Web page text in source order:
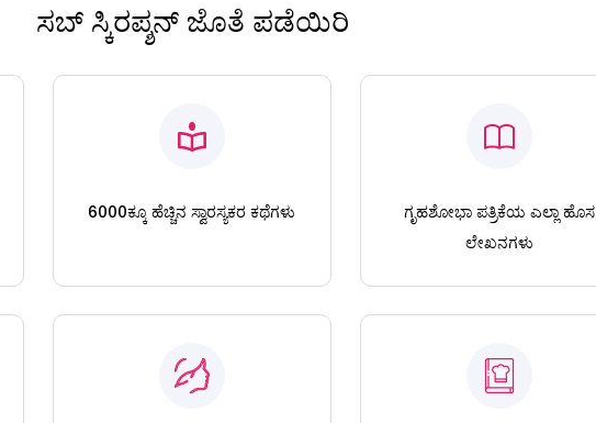
ಸಬ್ ಸ್ಕಿರಪ್ಶನ್ ಜೊತೆ ಪಡೆಯಿರಿ
6000ಕ್ಕೂ ಹೆಚ್ಚಿನ ಸ್ವಾರಸ್ಯಕರ ಕಥೆಗಳು
ಗೃಹಶೋಭಾ ಪತ್ರಿಕೆಯ ಎಲ್ಲಾ ಹೊಸ
ಲೇಖನಗಳು